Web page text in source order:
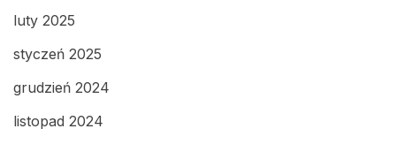
luty 2025
styczeń 2025
grudzień 2024
listopad 2024